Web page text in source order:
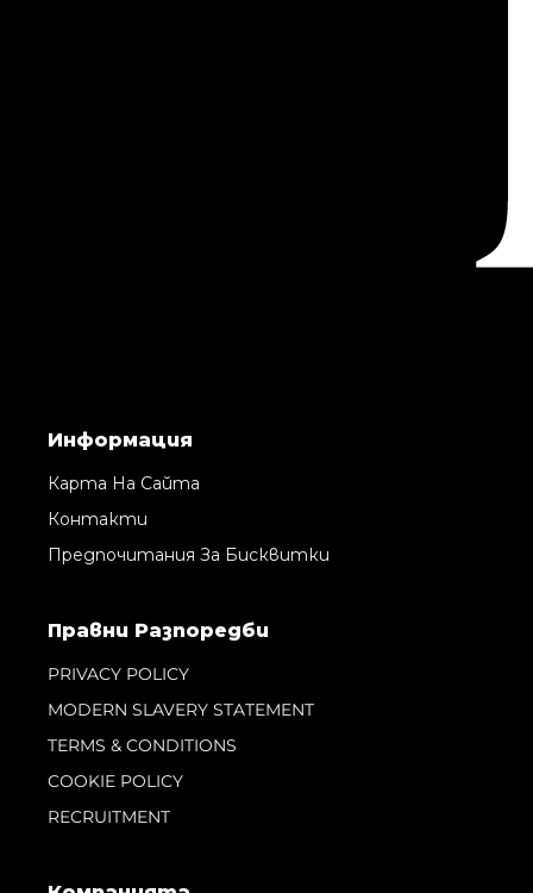
Информация
Карта На Сайта
Контакти
Предпочитания За Бисквитки
Правни Pазпоредби
PRIVACY POLICY
MODERN SLAVERY STATEMENT
TERMS & CONDITIONS
COOKIE POLICY
RECRUITMENT